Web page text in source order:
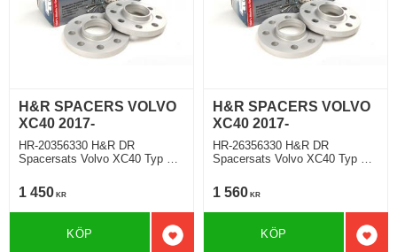
H&R SPACERS VOLVO
XC40 2017-
HR-20356330 H&R DR
Spacersats Volvo XC40 Typ X
1 450 KR
Lägg till i favoriter
KÖP
H&R SPACERS VOLVO
XC40 2017-
HR-26356330 H&R DR
Spacersats Volvo XC40 Typ X
1 560 KR
KÖP